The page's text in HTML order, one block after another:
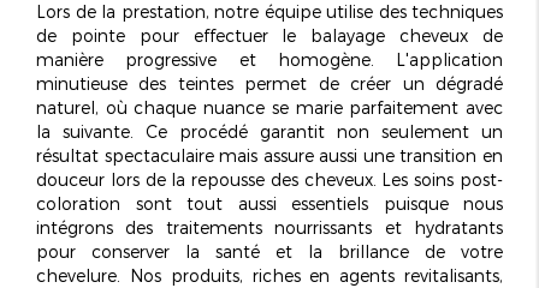
Lors de la prestation, notre équipe utilise des techniques
de pointe pour effectuer le balayage cheveux de
manière progressive et homogène. L'application
minutieuse des teintes permet de créer un dégradé
naturel, où chaque nuance se marie parfaitement avec
la suivante. Ce procédé garantit non seulement un
résultat spectaculaire mais assure aussi unetransition en
douceur lors de la repousse des cheveux. Les soins post-
coloration sont tout aussi essentiels puisque nous
intégrons des traitements nourrissants et hydratants
pour conserver la santé et la brillance de votre
chevelure. Nos produits, riches en agents revitalisants,